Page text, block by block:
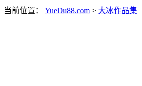
当前位置： YueDu88.com > 大冰作品集